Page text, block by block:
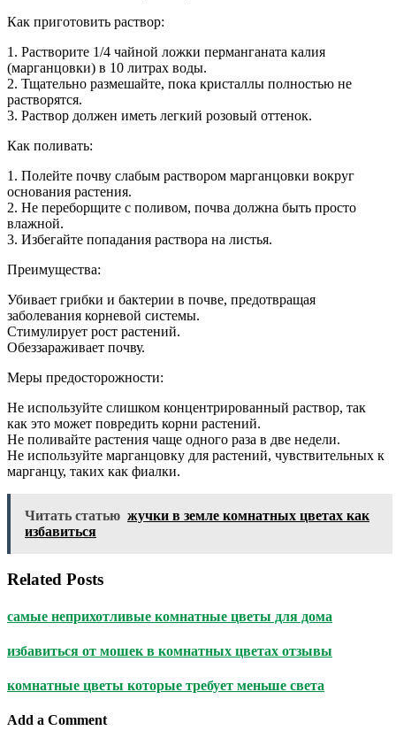
Как приготовить раствор:
1. Растворите 1/4 чайной ложки перманганата калия
(марганцовки) в 10 литрах воды.
2. Тщательно размешайте, пока кристаллы полностью не
растворятся.
3. Раствор должен иметь легкий розовый оттенок.
Как поливать:
1. Полейте почву слабым раствором марганцовки вокруг
основания растения.
2. Не переборщите с поливом, почва должна быть просто
влажной.
3. Избегайте попадания раствора на листья.
Преимущества:
Убивает грибки и бактерии в почве, предотвращая
заболевания корневой системы.
Стимулирует рост растений.
Обеззараживает почву.
Меры предосторожности:
Не используйте слишком концентрированный раствор, так
как это может повредить корни растений.
Не поливайте растения чаще одного раза в две недели.
Не используйте марганцовку для растений, чувствительных к
марганцу, таких как фиалки.
Читать статью жучки в земле комнатных цветах как
избавиться
Related Posts
самые неприхотливые комнатные цветы для дома
избавиться от мошек в комнатных цветах отзывы
комнатные цветы которые требует меньше света
Add a Comment